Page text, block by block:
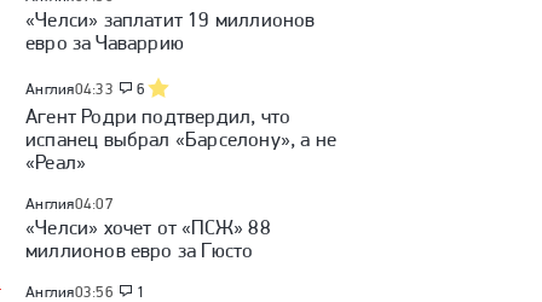
«Челси» заплатит 19 миллионов
евро за Чаваррию
Англия04:33 6
Агент Родри подтвердил, что
испанец выбрал «Барселону», а не
«Реал»
Англия04:07
«Челси» хочет от «ПСЖ» 88
миллионов евро за Гюсто
Англия03:56 1